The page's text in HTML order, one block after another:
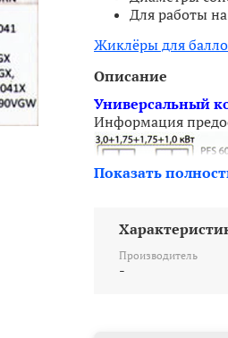
Для работы
Жиклёры для
Описание
Универсальный
Информация
Внешний вид
Показать
Производитель
-